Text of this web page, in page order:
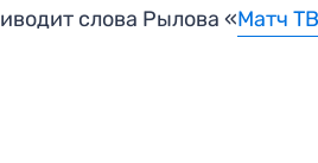
слова Рылова «Матч